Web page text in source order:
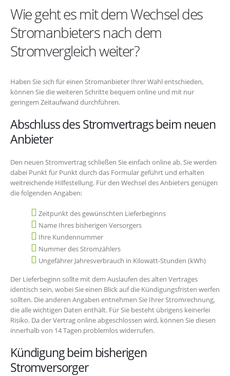
Wie geht es mit dem Wechsel des
Stromanbieters nach dem
Stromvergleich weiter?
Haben Sie sich für einen Stromanbieter Ihrer Wahl entschieden,
können Sie die weiteren Schritte bequem online und mit nur
geringem Zeitaufwand durchführen.
Abschluss des Stromvertrags beim neuen
Anbieter
Den neuen Stromvertrag schließen Sie einfach online ab. Sie werden
dabei Punkt für Punkt durch das Formular geführt und erhalten
weitreichende Hilfestellung. Für den Wechsel des Anbieters genügen
die folgenden Angaben:
Zeitpunkt des gewünschten Lieferbeginns
Name Ihres bisherigen Versorgers
Ihre Kundennummer
Nummer des Stromzählers
Ungefährer Jahresverbrauch in Kilowatt-Stunden (kWh)
Der Lieferbeginn sollte mit dem Auslaufen des alten Vertrages
identisch sein, wobei Sie einen Blick auf die Kündigungsfristen werfen
sollten. Die anderen Angaben entnehmen Sie Ihrer Stromrechnung,
die alle wichtigen Daten enthält. Für Sie besteht übrigens keinerlei
Risiko. Da der Vertrag online abgeschlossen wird, können Sie diesen
innerhalb von 14 Tagen problemlos widerrufen.
Kündigung beim bisherigen
Stromversorger